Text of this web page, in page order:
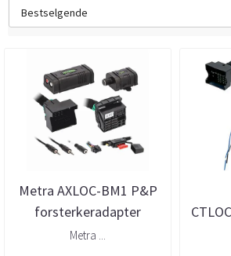
Bestselgende
Metra AXLOC-BM1 P&P
forsterkeradapter
Quadlock (2000–2019)
Metra ...